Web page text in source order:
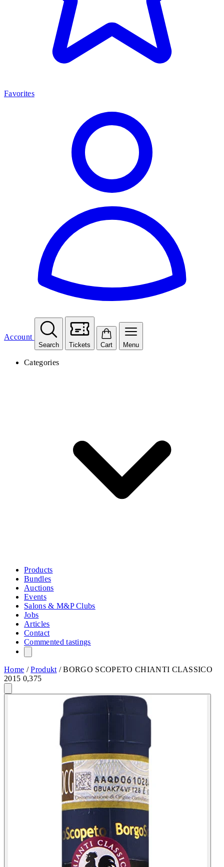
Favorites
Account
Search Tickets Cart Menu
Categories
Products
Bundles
Auctions
Events
Salons & M&P Clubs
Jobs
Articles
Contact
Commented tastings
Home /Produkt /BORGO SCOPETO CHIANTI CLASSICO
2015 0,375